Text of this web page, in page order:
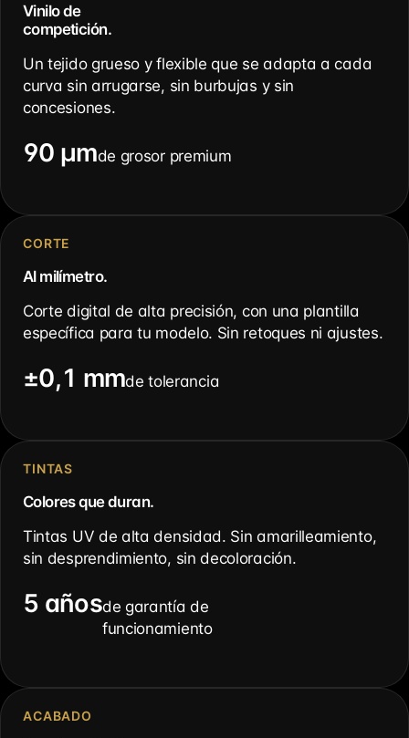
Vinilo de
competición.
Un tejido grueso y flexible que se adapta a cada
curva sin arrugarse, sin burbujas y sin
concesiones.
90 µmde grosor premium
CORTE
Al milímetro.
Corte digital de alta precisión, con una plantilla
específica para tu modelo. Sin retoques ni ajustes.
±0,1 mmde tolerancia
TINTAS
Colores que duran.
Tintas UV de alta densidad. Sin amarilleamiento,
sin desprendimiento, sin decoloración.
5 añosde garantía de
funcionamiento
ACABADO